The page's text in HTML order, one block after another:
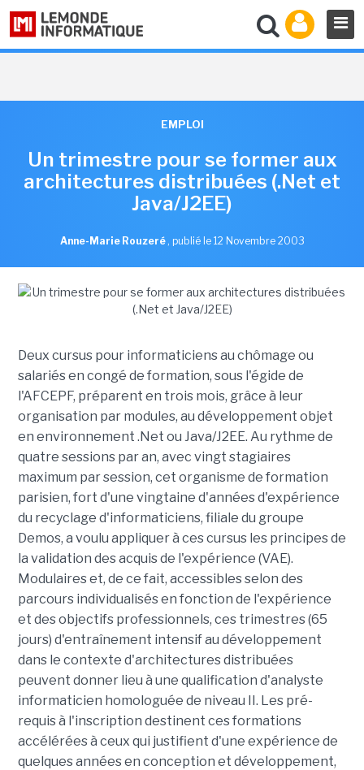
EMPLOI
Un trimestre pour se former aux
architectures distribuées (.Net et
Java/J2EE)
Anne-Marie Rouzeré , publié le 12 Novembre 2003
Deux cursus pour informaticiens au chômage ou
salariés en congé de formation, sous l'égide de
l'AFCEPF, préparent en trois mois, grâce à leur
organisation par modules, au développement objet
en environnement .Net ou Java/J2EE. Au rythme de
quatre sessions par an, avec vingt stagiaires
maximum par session, cet organisme de formation
parisien, fort d'une vingtaine d'années d'expérience
du recyclage d'informaticiens, filiale du groupe
Demos, a voulu appliquer à ces cursus les principes de
la validation des acquis de l'expérience (VAE).
Modulaires et, de ce fait, accessibles selon des
parcours individualisés en fonction de l'expérience
et des objectifs professionnels, ces trimestres (65
jours) d'entraînement intensif au développement
dans le contexte d'architectures distribuées
peuvent donner lieu à une qualification d'analyste
informaticien homologuée de niveau II. Les pré-
requis à l'inscription destinent ces formations
accélérées à ceux qui justifient d'une expérience de
quelques années en conception et développement,